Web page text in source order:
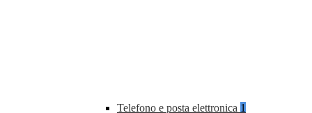
Telefono e posta elettronica 1